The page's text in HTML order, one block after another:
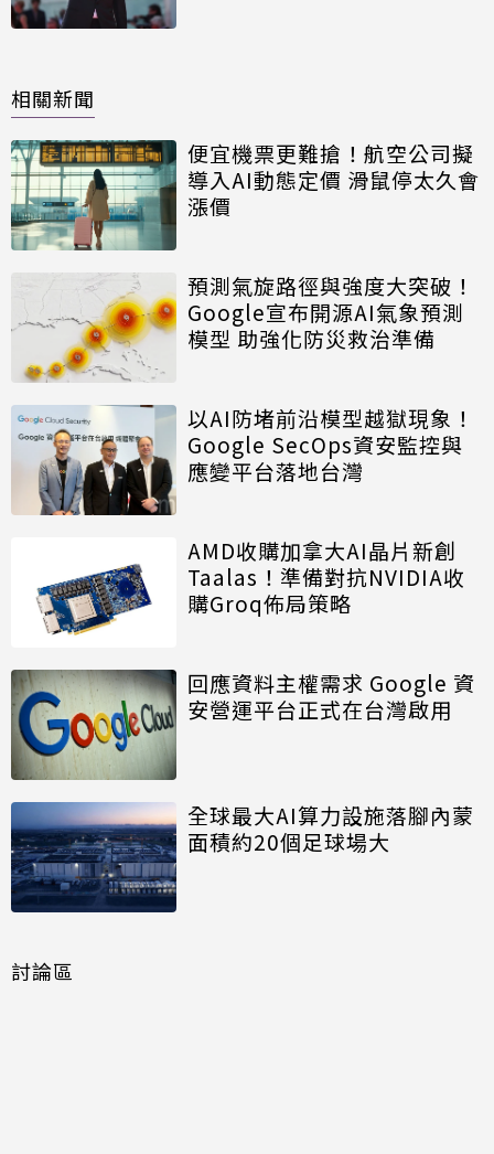
相關新聞
便宜機票更難搶！航空公司擬
導入AI動態定價 滑鼠停太久會
漲價
預測氣旋路徑與強度大突破！
Google宣布開源AI氣象預測
模型 助強化防災救治準備
以AI防堵前沿模型越獄現象！
Google SecOps資安監控與
應變平台落地台灣
AMD收購加拿大AI晶片新創
Taalas！準備對抗NVIDIA收
購Groq佈局策略
回應資料主權需求 Google 資
安營運平台正式在台灣啟用
全球最大AI算力設施落腳內蒙
面積約20個足球場大
討論區